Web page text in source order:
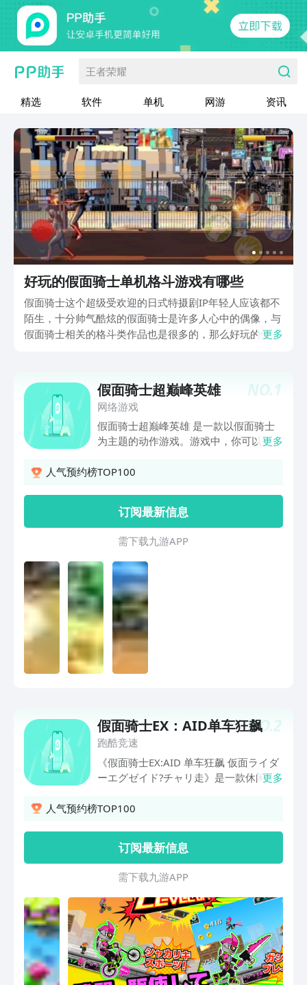
王者荣耀
精选 软件 单机 网游 资讯
好玩的假面骑士单机格斗游戏有哪些
假面骑士这个超级受欢迎的日式特摄剧IP年轻人应该都不
陌生，十分帅气酷炫的假面骑士是许多人心中的偶像，与
假面骑士相关的格斗类作品也是很多的，那么好玩的假面
类作品体验感都较为沉浸。
更多
NO.1
假面骑士超巅峰英雄
网络游戏
假面骑士超巅峰英雄 是一款以假面骑士
为主题的动作游戏。游戏中，你可以扮演
斗。游戏画面精美，战斗手感流畅，更有
更多
人气预约榜TOP100
订阅最新信息
需 下 载 九 游 A P P
NO.2
假面骑士EX：AID单车狂飙
跑酷竞速
《假面骑士EX:AID 单车狂飙 仮面ライダ
ーエグゼイド?チャリ走》是一款休闲跑
士》，玩家在游戏中要操控自己的角色在
地的崩源体卡片。游戏中玩家可以使用武
器将敌人统统消灭，也可以利用自行车跳
过关卡中的敌人。玩家可以通过卡片来召
唤不同的假面骑士出场，使用他们进行战
斗。
更多
人气预约榜TOP100
订阅最新信息
需 下 载 九 游 A P P